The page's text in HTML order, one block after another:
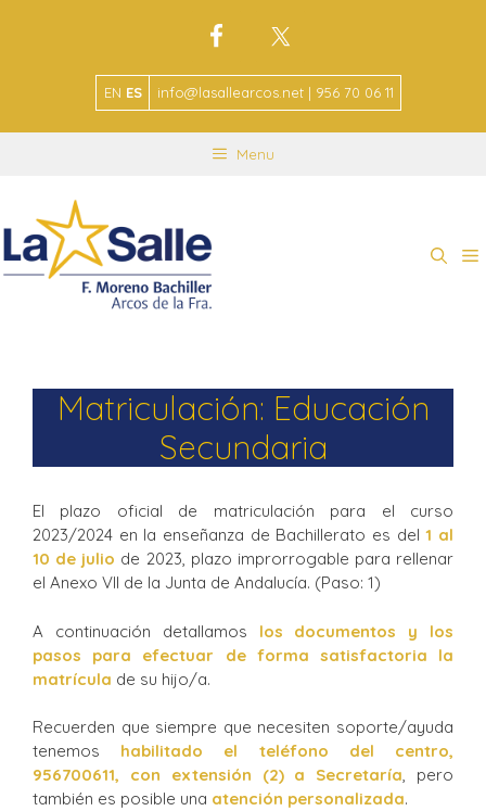
EN ES info@lasallearcos.net | 956 70 06 11
Menu
Matriculación: Educación
Secundaria
El plazo oficial de matriculación para el curso
2023/2024 en la enseñanza de Bachillerato es del1 al
10 de julio de 2023, plazo improrrogable para rellenar
el Anexo VII de la Junta de Andalucía. (Paso: 1)
A continuación detallamos los documentos y los
pasos para efectuar de forma satisfactoria la
matrícula de su hijo/a.
Recuerden que siempre que necesiten soporte/ayuda
tenemos habilitado el teléfono del centro,
956700611, con extensión (2) a Secretaría, pero
también es posible una atención personalizada.